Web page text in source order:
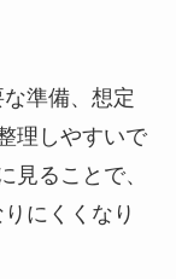
準備、想定
理しやすいで
見ることで、
にくくなり